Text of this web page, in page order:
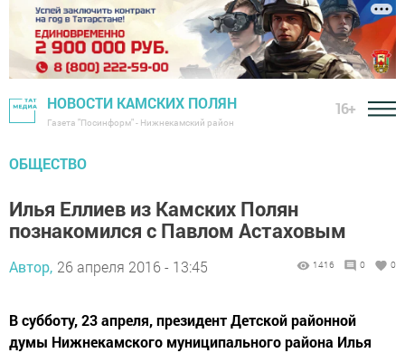
НОВОСТИ КАМСКИХ ПОЛЯН
Газета "Посинформ" - Нижнекамский район
16+
ОБЩЕСТВО
Илья Еллиев из Камских Полян
познакомился с Павлом Астаховым
Автор, 26 апреля 2016 - 13:45 1416 0 0
В субботу, 23 апреля, президент Детской районной
думы Нижнекамского муниципального района Илья